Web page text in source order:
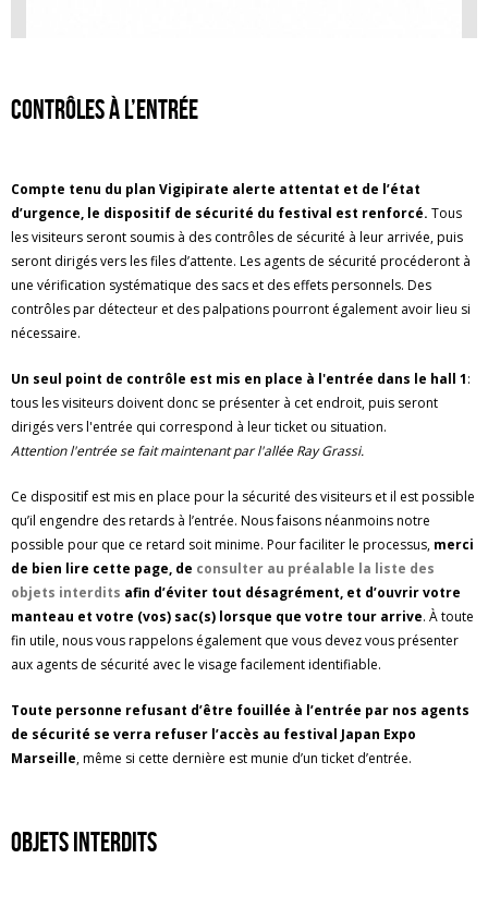
Contrôles à l’entrée
Compte tenu du plan Vigipirate alerte attentat et de l’état
d’urgence, le dispositif de sécurité du festival est renforcé. Tous
les visiteurs seront soumis à des contrôles de sécurité à leur arrivée, puis
seront dirigés vers les files d’attente. Les agents de sécurité procéderont à
une vérification systématique des sacs et des effets personnels. Des
contrôles par détecteur et des palpations pourront également avoir lieu si
nécessaire.
Un seul point de contrôle est mis en place à l'entrée dans le hall 1:
tous les visiteurs doivent donc se présenter à cet endroit, puis seront
dirigés vers l'entrée qui correspond à leur ticket ou situation.
Attention l'entrée se fait maintenant par l'allée Ray Grassi.
Ce dispositif est mis en place pour la sécurité des visiteurs et il est possible
qu’il engendre des retards à l’entrée. Nous faisons néanmoins notre
possible pour que ce retard soit minime. Pour faciliter le processus, merci
de bien lire cette page, de consulter au préalable la liste des
objets interdits afin d’éviter tout désagrément, et d’ouvrir votre
manteau et votre (vos) sac(s) lorsque que votre tour arrive. À toute
fin utile, nous vous rappelons également que vous devez vous présenter
aux agents de sécurité avec le visage facilement identifiable.
Toute personne refusant d’être fouillée à l’entrée par nos agents
de sécurité se verra refuser l’accès au festival Japan Expo
Marseille, même si cette dernière est munie d’un ticket d’entrée.
Objets interdits